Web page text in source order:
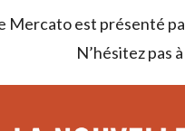
Mercato est présenté
N’hésitez pas